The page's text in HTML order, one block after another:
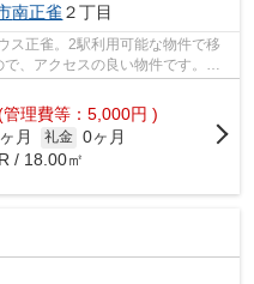
南正雀 ２丁目
ス正雀。2駅利用可能な物件で移
、アクセスの良い物件です。遮
管理費等：5,000円 )
月 礼金 0ヶ月
/ 18.00㎡